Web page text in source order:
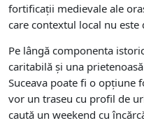
fortificații medievale ale
care contextul local nu
Pe lângă componenta
caritabilă și una
Suceava poate fi o opțiune
vor un traseu cu profil de
caută un weekend cu